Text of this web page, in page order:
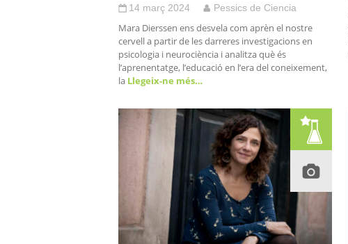
14 març 2024 Pessics de Ciencia
Mara Dierssen ens desvela com aprèn el nostre
cervell a partir de les darreres investigacions en
psicologia i neurociència i analitza què és
l’aprenentatge, l’educació en l’era del coneixement,
la Llegeix-ne més…